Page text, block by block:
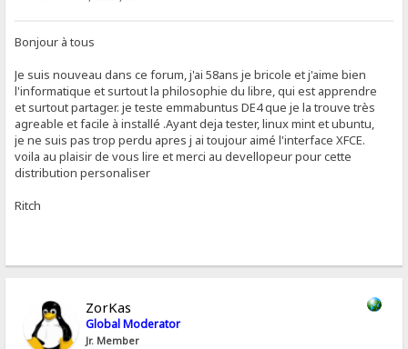
Bonjour à tous
Je suis nouveau dans ce forum, j'ai 58ans je bricole et j'aime bien
l'informatique et surtout la philosophie du libre, qui est apprendre
et surtout partager. je teste emmabuntus DE4 que je la trouve très
agreable et facile à installé .Ayant deja tester, linux mint et ubuntu,
je ne suis pas trop perdu apres j ai toujour aimé l'interface XFCE.
voila au plaisir de vous lire et merci au devellopeur pour cette
distribution personaliser
Ritch
ZorKas
Global Moderator
Jr. Member